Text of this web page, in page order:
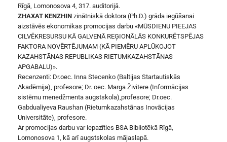
Rīgā, Lomonosova 4, 317. auditorijā.
ZHAXAT KENZHIN zinātniskā doktora (Ph.D.) grāda iegūšanai
aizstāvēs ekonomikas promocijas darbu «MŪSDIENU PIEEJAS
CILVĒKRESURSU KĀ GALVENĀ REĢIONĀLĀS KONKURĒTSPĒJAS
FAKTORA NOVĒRTĒJUMAM (KĀ PIEMĒRU APLŪKOJOT
KAZAHSTĀNAS REPUBLIKAS RIETUMKAZAHSTĀNAS
APGABALU)».
Recenzenti: Dr.oec. Inna Stecenko (Baltijas Startautiskās
Akadēmija), profesore; Dr. oec. Marga Živitere (Informācijas
sistēmu menedžmenta augstskola),profesore; Dr.oec.
Gabdualiyeva Raushan (Rietumkazahstānas Inovācijas
Universitāte), profesore.
Ar promocijas darbu var iepazīties BSA Bibliotēkā Rīgā,
Lomonosova 1, kā arī augstskolas mājaslapā.